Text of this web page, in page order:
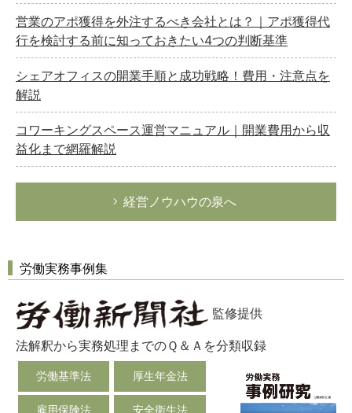
営業のアポ獲得を外注するべき会社とは？｜アポ獲得代
行を検討する前に知っておきたい4つの判断基準
シェアオフィスの開業手順と成功戦略！費用・注意点を
解説
コワーキングスペース運営マニュアル｜開業費用から収
益化まで網羅解説
経営ノウハウの泉へ
労働実務事例集
監修提供
法解釈から実務処理までのＱ＆Ａを分類収録
労働基準法 厚生年金法
雇用保険法 安全衛生法